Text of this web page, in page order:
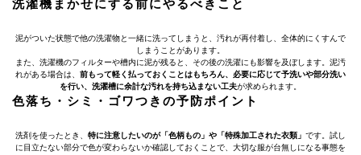
洗濯機まかせにする前にやるべきこと
泥がついた状態で他の洗濯物と一緒に洗ってしまうと、汚れが再付着し、全体的にくすんで
しまうことがあります。
また、洗濯機のフィルターや槽内に泥が残ると、その後の洗濯にも影響を及ぼします。泥汚
れがある場合は、 前もって軽く払っておくことはもちろん、必要に応じて予洗いや部分洗い
を行い、洗濯槽に余計な汚れを持ち込まない工夫が求められます。
色落ち・シミ・ゴワつきの予防ポイント
洗剤を使ったとき、 特に注意したいのが「色柄もの」や「特殊加工された衣類」 です。試し
に目立たない部分で色が変わらないか確認しておくことで、大切な服が台無しになる事態を